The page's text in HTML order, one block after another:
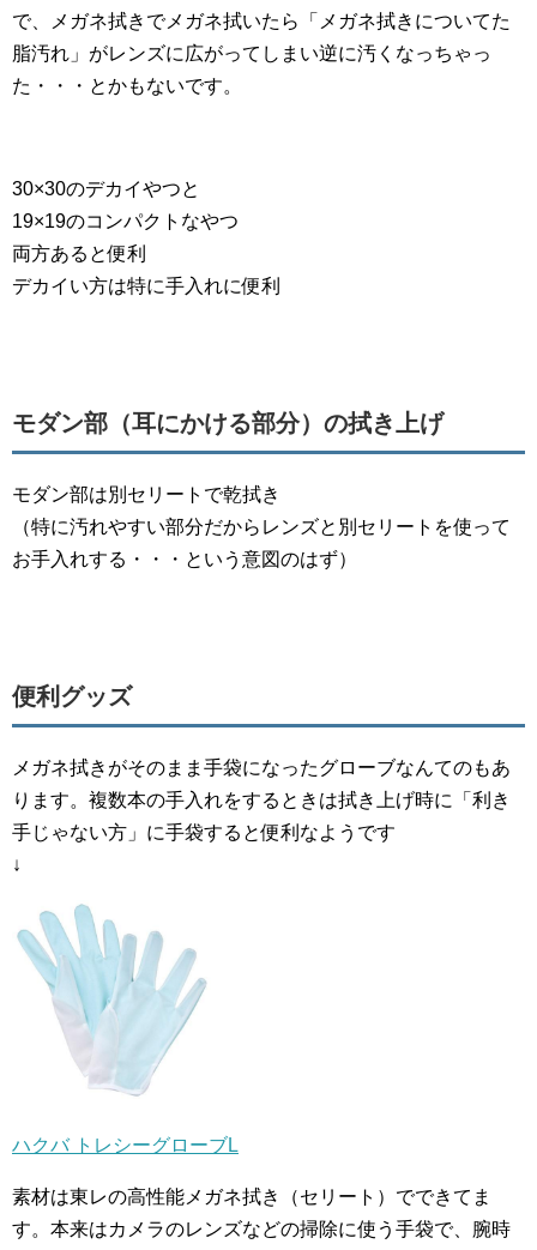
で、メガネ拭きでメガネ拭いたら「メガネ拭きについてた
脂汚れ」がレンズに広がってしまい逆に汚くなっちゃっ
た・・・とかもないです。
30×30のデカイやつと
19×19のコンパクトなやつ
両方あると便利
デカイい方は特に手入れに便利
モダン部（耳にかける部分）の拭き上げ
モダン部は別セリートで乾拭き
（特に汚れやすい部分だからレンズと別セリートを使って
お手入れする・・・という意図のはず）
便利グッズ
メガネ拭きがそのまま手袋になったグローブなんてのもあ
ります。複数本の手入れをするときは拭き上げ時に「利き
手じゃない方」に手袋すると便利なようです
↓
ハクバ トレシーグローブL
素材は東レの高性能メガネ拭き（セリート）でできてま
す。本来はカメラのレンズなどの掃除に使う手袋で、腕時